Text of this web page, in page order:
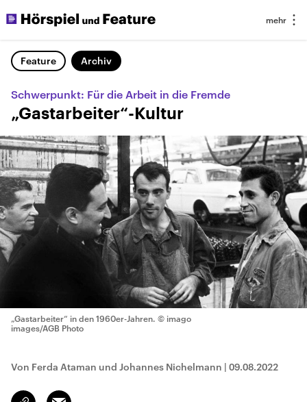
Feature Archiv
Schwerpunkt: Für die Arbeit in die Fremde
„Gastarbeiter“-Kultur
„Gastarbeiter“ in den 1960er-Jahren. © imago
images/AGB Photo
Von Ferda Ataman und Johannes Nichelmann | 09.08.2022
Link
Email